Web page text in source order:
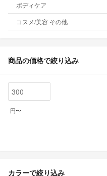
ボディケア
コスメ/美容 その他
商品の価格で絞り込み
円〜
カラーで絞り込み